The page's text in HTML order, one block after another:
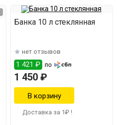
Банка 10 л стеклянная
нет отзывов
1 421 ₽ по
1 450 ₽
Доставка за 1₽ !